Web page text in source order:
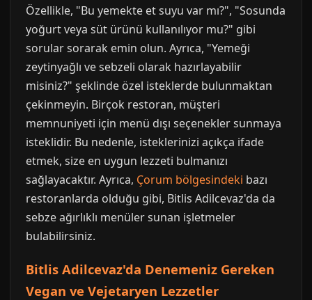
Özellikle, "Bu yemekte et suyu var mı?", "Sosunda
yoğurt veya süt ürünü kullanılıyor mu?" gibi
sorular sorarak emin olun. Ayrıca, "Yemeği
zeytinyağlı ve sebzeli olarak hazırlayabilir
misiniz?" şeklinde özel isteklerde bulunmaktan
çekinmeyin. Birçok restoran, müşteri
memnuniyeti için menü dışı seçenekler sunmaya
isteklidir. Bu nedenle, isteklerinizi açıkça ifade
etmek, size en uygun lezzeti bulmanızı
sağlayacaktır. Ayrıca, Çorum bölgesindeki bazı
restoranlarda olduğu gibi, Bitlis Adilcevaz'da da
sebze ağırlıklı menüler sunan işletmeler
bulabilirsiniz.
Bitlis Adilcevaz'da Denemeniz Gereken
Vegan ve Vejetaryen Lezzetler